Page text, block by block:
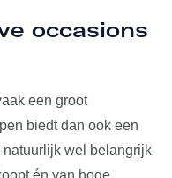
occasions
een groot
biedt dan ook een
wel belangrijk
én van hoge